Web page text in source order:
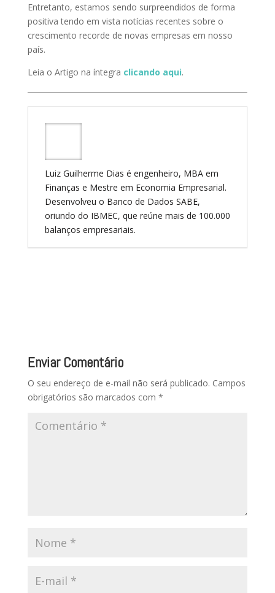
Entretanto, estamos sendo surpreendidos de forma
positiva tendo em vista notícias recentes sobre o
crescimento recorde de novas empresas em nosso
país.
Leia o Artigo na íntegra clicando aqui.
Luiz Guilherme Dias é engenheiro, MBA em
Finanças e Mestre em Economia Empresarial.
Desenvolveu o Banco de Dados SABE,
oriundo do IBMEC, que reúne mais de 100.000
balanços empresariais.
Enviar Comentário
O seu endereço de e-mail não será publicado. Campos
obrigatórios são marcados com *